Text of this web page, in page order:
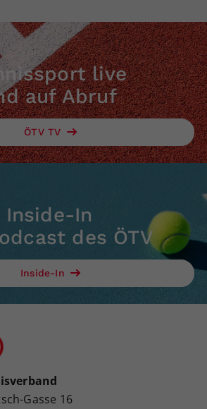
live
auf Abruf
ÖTV TV
Inside-In
des ÖTV
Inside-In
Gasse 16